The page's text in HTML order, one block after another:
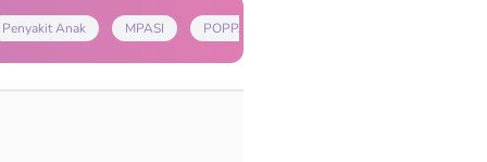
Penyakit Anak MPASI POPPAPA